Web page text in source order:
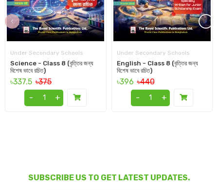
Under Secondary Schools
Science - Class 8 (বৃত্তির জন্য
বিশেষ ভাবে রচিত)
৳337.5 ৳375
-
+
Under Secondary Schools
English - Class 8 (বৃত্তির জন্য
বিশেষ ভাবে রচিত)
৳396 ৳440
-
+
‹ ›
SUBSCRIBE US TO GET LATEST UPDATES.